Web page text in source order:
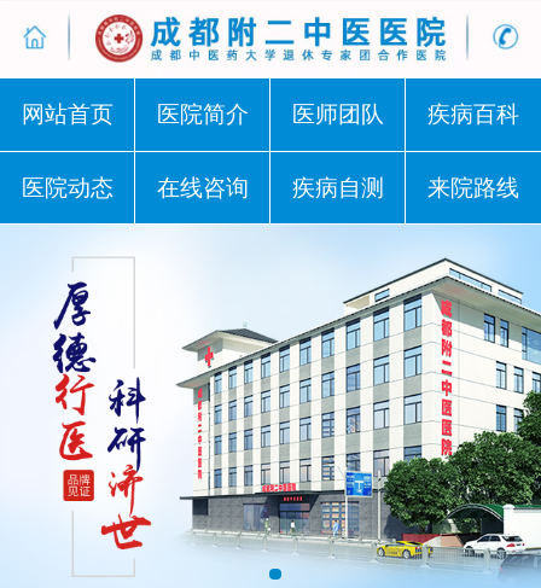
网站首页 医院简介 医师团队 疾病百科
医院动态 在线咨询 疾病自测 来院路线
1